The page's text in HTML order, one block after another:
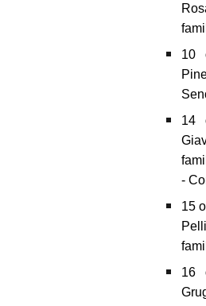
10
14
-
15
16